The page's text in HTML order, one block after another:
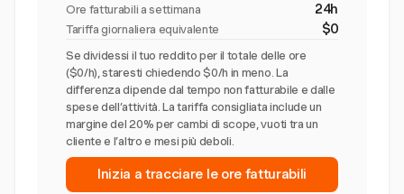
Ore fatturabili a settimana 24h
Tariffa giornaliera equivalente $0
Se dividessi il tuo reddito per il totale delle ore
($0/h), staresti chiedendo $0/h in meno. La
differenza dipende dal tempo non fatturabile e dalle
spese dell’attività. La tariffa consigliata include un
margine del 20% per cambi di scope, vuoti tra un
cliente e l’altro e mesi più deboli.
Inizia a tracciare le ore fatturabili